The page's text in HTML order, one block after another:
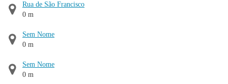
Rua de São Francisco
0 m
Sem Nome
0 m
Sem Nome
0 m